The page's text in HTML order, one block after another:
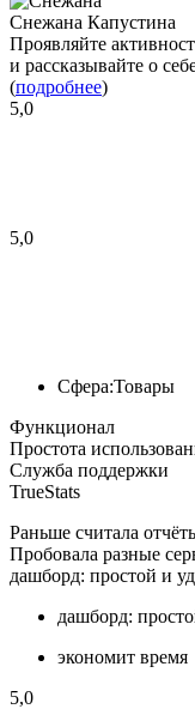
Снежана Капустина
Проявляйте
и рассказывайте о
(подробнее)
5,0
5,0
Сфера:Товары
Функционал
Простота
Служба поддержки
TrueStats
Раньше считала
Пробовала разные
дашборд: простой и
дашборд:
экономит время
5,0